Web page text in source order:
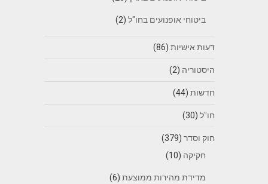
ביטוחי אופנועים בחו"ל(2)
דעות אישיות(86)
היסטוריה (2)
חדשות(44)
חו"ל(30)
חוק וסדר(379)
חקיקה (10)
מדידת מהירות ממוצעת(6)